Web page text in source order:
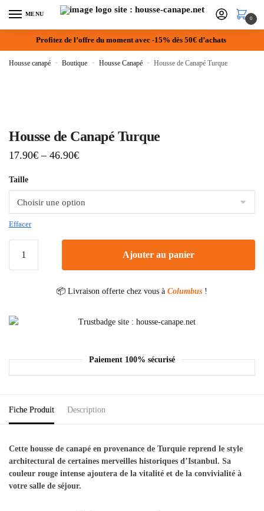
MENU
0
Profitez de l’offre du moment avec -15% dès 50€ d’achats
Housse canapé » Boutique » Housse Canapé » Housse de Canapé Turque
Housse de Canapé Turque
17.90€ – 46.90€
Taille
Effacer
Ajouter au panier
📦 Livraison offerte chez vous à Columbus !
Paiement 100% sécurisé
Fiche Produit Description
Cette housse de canapé en provenance de Turquie reprend le style
architectural de certaines merveilles historiques d’Istanbul. Sa
couleur rouge intense ajoutera de la vitalité et de la convivialité à
votre salle de séjour.